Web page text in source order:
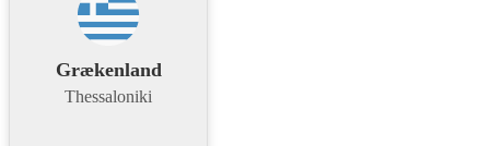
Grækenland
Thessaloniki